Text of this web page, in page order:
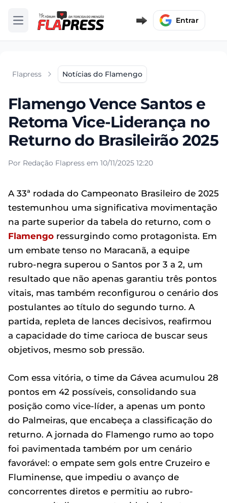
Abrir menu Entrar
Flapress Notícias do Flamengo
Flamengo Vence Santos e
Retoma Vice-Liderança no
Returno do Brasileirão 2025
Por Redação Flapress em 10/11/2025 12:20
A 33ª rodada do Campeonato Brasileiro de 2025
testemunhou uma significativa movimentação
na parte superior da tabela do returno, com o
Flamengo ressurgindo como protagonista. Em
um embate tenso no Maracanã, a equipe
rubro-negra superou o Santos por 3 a 2, um
resultado que não apenas garantiu três pontos
vitais, mas também reconfigurou o cenário dos
postulantes ao título do segundo turno. A
partida, repleta de lances decisivos, reafirmou
a capacidade do time carioca de buscar seus
objetivos, mesmo sob pressão.
Com essa vitória, o time da Gávea acumulou 28
pontos em 42 possíveis, consolidando sua
posição como vice-líder, a apenas um ponto
do Palmeiras, que encabeça a classificação do
returno. A jornada do Flamengo rumo ao topo
foi pavimentada também por um cenário
favorável: o empate sem gols entre Cruzeiro e
Fluminense, que impediu o avanço de
concorrentes diretos e permitiu ao rubro-